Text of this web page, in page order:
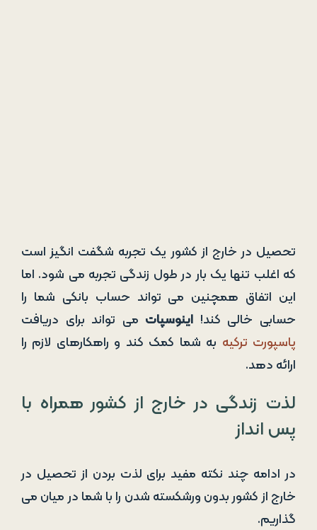
تحصیل در خارج از کشور یک تجربه شگفت انگیز است
که اغلب تنها یک بار در طول زندگی تجربه می شود. اما
این اتفاق همچنین می تواند حساب بانکی شما را
حسابی خالی کند! اینوسپات می تواند برای دریافت
پاسپورت ترکیه به شما کمک کند و راهکارهای لازم را
ارائه دهد.
لذت زندگی در خارج از کشور همراه با
پس انداز
در ادامه چند نکته مفید برای لذت بردن از تحصیل در
خارج از کشور بدون ورشکسته شدن را با شما در میان می
گذاریم.